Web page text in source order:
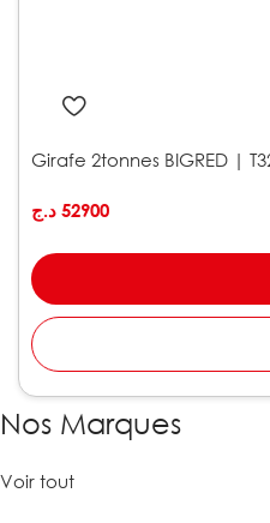
Girafe 2tonnes BIGRED |
52900 د.ج
Nos Marques
Voir tout